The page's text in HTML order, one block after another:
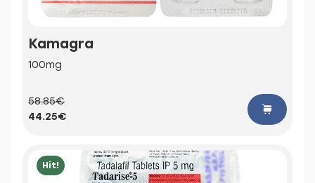
Kamagra
100mg
58.85€
44.25€
Hit!